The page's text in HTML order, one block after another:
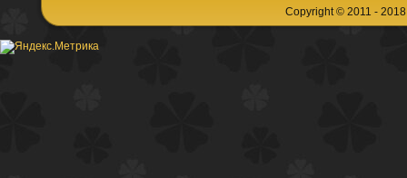
Copyright © 2011 -